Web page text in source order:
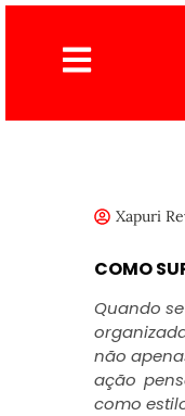
Xapuri
COMO
Quando
não
ação
como